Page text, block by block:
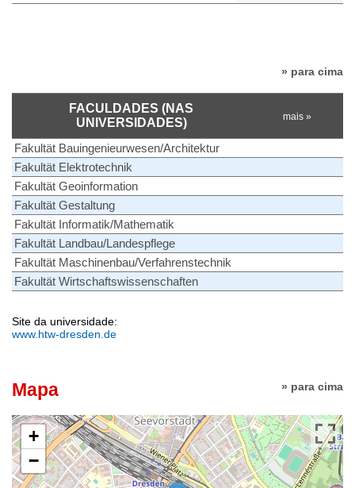
» para cima
FACULDADES (NAS
UNIVERSIDADES)
mais »
Fakultät Bauingenieurwesen/Architektur
Fakultät Elektrotechnik
Fakultät Geoinformation
Fakultät Gestaltung
Fakultät Informatik/Mathematik
Fakultät Landbau/Landespflege
Fakultät Maschinenbau/Verfahrenstechnik
Fakultät Wirtschaftswissenschaften
Site da universidade:
www.htw-dresden.de
» para cima
Mapa
+
−